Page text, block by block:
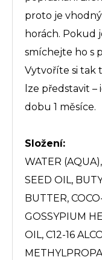
proto je
horách. Pokud
smíchejte ho s
Vytvoříte si tak
lze představit
dobu 1 měsíce.
Složení:
WATER
SEED OIL,
BUTTER,
GOSSYPIUM
OIL, C12-16